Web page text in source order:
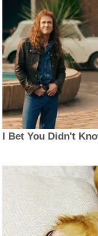
I Bet You Didn't